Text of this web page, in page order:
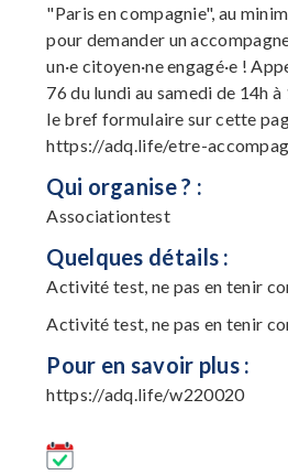
"Paris en compagnie", au
pour demander un
un·e citoyen·ne engagé·e !
76 du lundi au samedi de 14h
le bref formulaire sur cette
https://adq.life/etre-
Qui organise ? :
Associationtest
Quelques détails :
Activité test, ne pas en tenir
Activité test, ne pas en tenir
Pour en savoir plus :
https://adq.life/w220020